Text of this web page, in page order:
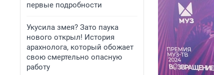
первые подробности
Укусила змея? Зато паука
нового открыл! История
арахнолога, который обожает
свою смертельно опасную
работу